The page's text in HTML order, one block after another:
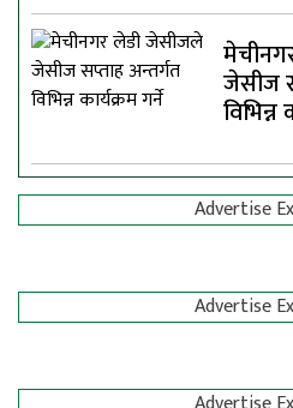
जेसीज
विभिन्न
Advertise
Advertise